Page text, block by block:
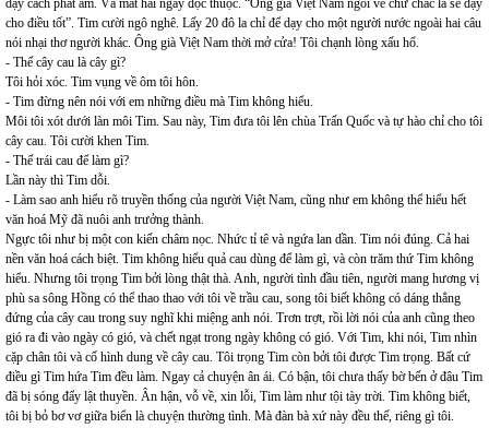
dạy cách phát âm. Và mất hai ngày đọc thuộc. “Ông già Việt Nam ngồi vẽ chữ chắc là sẽ dạy
cho điều tốt”. Tim cười ngô nghê. Lấy 20 đô la chỉ để dạy cho một người nước ngoài hai câu
nói nhại thơ người khác. Ông già Việt Nam thời mở cửa! Tôi chạnh lòng xấu hổ.
- Thế cây cau là cây gì?
Tôi hỏi xóc. Tim vụng về ôm tôi hôn.
- Tim đừng nên nói với em những điều mà Tim không hiểu.
Môi tôi xót dưới làn môi Tim. Sau này, Tim đưa tôi lên chùa Trấn Quốc và tự hào chỉ cho tôi
cây cau. Tôi cười khen Tim.
- Thế trái cau để làm gì?
Lần này thì Tim dỗi.
- Làm sao anh hiểu rõ truyền thống của người Việt Nam, cũng như em không thể hiểu hết
văn hoá Mỹ đã nuôi anh trưởng thành.
Ngực tôi như bị một con kiến châm nọc. Nhức tỉ tê và ngứa lan dần. Tim nói đúng. Cả hai
nền văn hoá cách biệt. Tim không hiểu quả cau dùng để làm gì, và còn trăm thứ Tim không
hiểu. Nhưng tôi trọng Tim bởi lòng thật thà. Anh, người tình đầu tiên, người mang hương vị
phù sa sông Hồng có thể thao thao với tôi về trầu cau, song tôi biết không có dáng thẳng
đứng của cây cau trong suy nghĩ khi miệng anh nói. Trơn trợt, rồi lời nói của anh cũng theo
gió ra đi vào ngày có gió, và chết ngạt trong ngày không có gió. Với Tim, khi nói, Tim nhìn
cặp chân tôi và cố hình dung về cây cau. Tôi trọng Tim còn bởi tôi được Tim trọng. Bất cứ
điều gì Tim hứa Tim đều làm. Ngay cả chuyện ân ái. Có bận, tôi chưa thấy bờ bến ở đâu Tim
đã bị sóng đẩy lật thuyền. Ân hận, vỗ về, xin lỗi, Tim làm như tội tày trời. Tim không biết,
tôi bị bỏ bơ vơ giữa biển là chuyện thường tình. Mà đàn bà xứ này đều thế, riêng gì tôi.